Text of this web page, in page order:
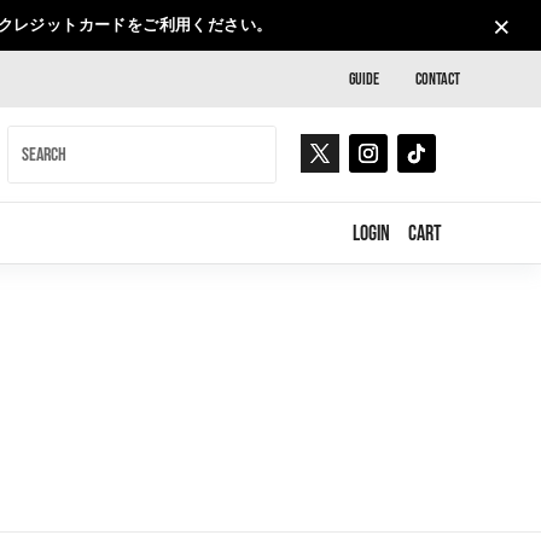
ジットカードをご利用ください。 ×
GUIDE CONTACT
LOGIN CART